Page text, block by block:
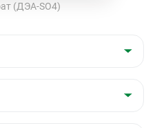
(ДЭА-SO4)